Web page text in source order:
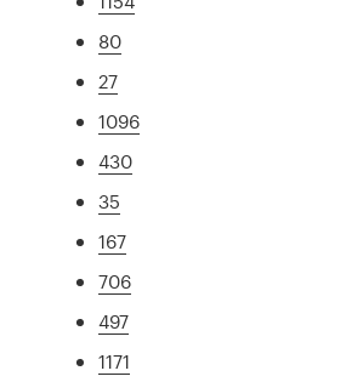
80
27
1096
430
35
167
706
497
1171